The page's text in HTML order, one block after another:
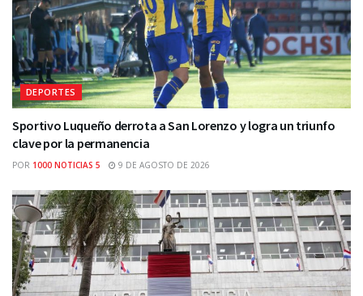
DEPORTES
Sportivo Luqueño derrota a San Lorenzo y logra un triunfo
clave por la permanencia
POR 1000 NOTICIAS 5 9 DE AGOSTO DE 2026